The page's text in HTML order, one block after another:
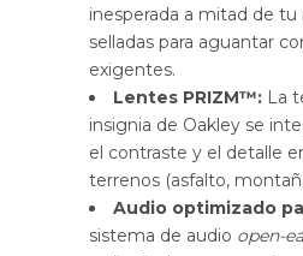
inesperada a mitad de tu
selladas para aguantar
exigentes.
Lentes PRIZM™: La
insignia de Oakley se
el contraste y el detalle
terrenos (asfalto,
Audio optimizado
sistema de audio open-